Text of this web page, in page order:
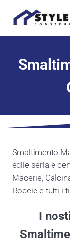
Ritiro e
Impresa edile
Smaltimento
edile seria e
Macerie,
Roccie e tutti i
I